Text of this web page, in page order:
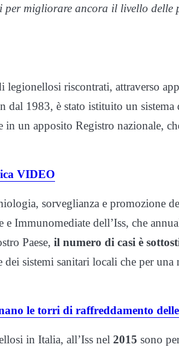
per migliorare ancora il livello delle
legionellosi riscontrati, attraverso
dal 1983, è stato istituito un sistema
un apposito Registro nazionale,
VIDEO
sorveglianza e promozione
Immunomediate dell’Iss, che
Paese, il numero di casi è
sistemi sanitari locali che per una
le torri di raffreddamento
in Italia, all’Iss nel 2015 sono